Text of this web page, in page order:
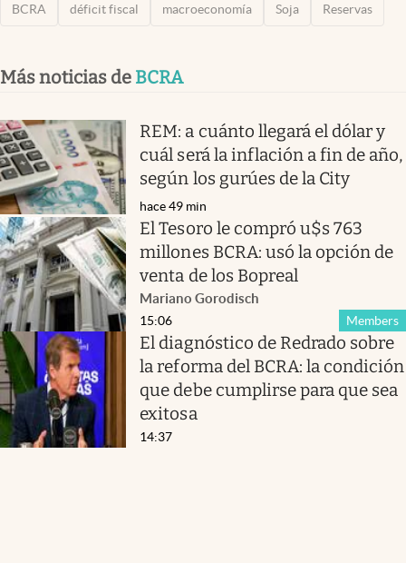
BCRA déficit fiscal macroeconomía Soja Reservas
Más noticias de BCRA
REM: a cuánto llegará el dólar y
cuál será la inflación a fin de año,
según los gurúes de la City
hace 49 min
El Tesoro le compró u$s 763
millones BCRA: usó la opción de
venta de los Bopreal
Mariano Gorodisch
Members
15:06
El diagnóstico de Redrado sobre
la reforma del BCRA: la condición
que debe cumplirse para que sea
exitosa
14:37